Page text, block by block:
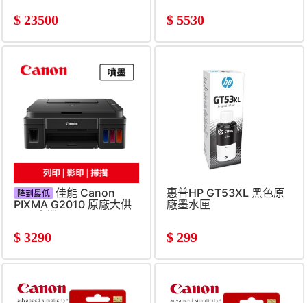
$ 23500 $ 5530
降到最低 佳能 Canon
PIXMA G2010 原廠大供
$ 3290
惠普HP GT53XL 黑色原
廠墨水匣
$ 299